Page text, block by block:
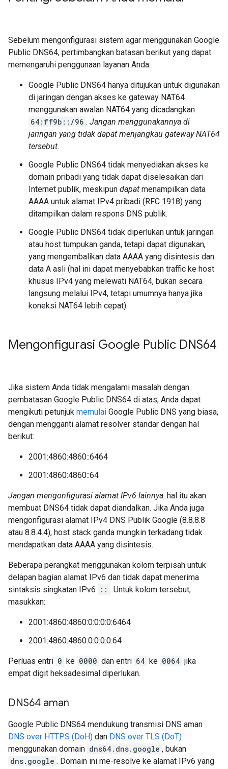
Sebelum mengonfigurasi sistem agar menggunakan Google
Public DNS64, pertimbangkan batasan berikut yang dapat
memengaruhi penggunaan layanan Anda:
Google Public DNS64 hanya ditujukan untuk digunakan
di jaringan dengan akses ke gateway NAT64
menggunakan awalan NAT64 yang dicadangkan
64:ff9b::/96 . Jangan menggunakannya di
jaringan yang tidak dapat menjangkau gateway NAT64
tersebut.
Google Public DNS64 tidak menyediakan akses ke
domain pribadi yang tidak dapat diselesaikan dari
Internet publik, meskipun dapat menampilkan data
AAAA untuk alamat IPv4 pribadi (RFC 1918) yang
ditampilkan dalam respons DNS publik.
Google Public DNS64 tidak diperlukan untuk jaringan
atau host tumpukan ganda, tetapi dapat digunakan,
yang mengembalikan data AAAA yang disintesis dan
data A asli (hal ini dapat menyebabkan traffic ke host
khusus IPv4 yang melewati NAT64, bukan secara
langsung melalui IPv4, tetapi umumnya hanya jika
koneksi NAT64 lebih cepat).
Mengonfigurasi Google Public DNS64
Jika sistem Anda tidak mengalami masalah dengan
pembatasan Google Public DNS64 di atas, Anda dapat
mengikuti petunjuk memulai Google Public DNS yang biasa,
dengan mengganti alamat resolver standar dengan hal
berikut:
2001:4860:4860::6464
2001:4860:4860::64
Jangan mengonfigurasi alamat IPv6 lainnya: hal itu akan
membuat DNS64 tidak dapat diandalkan. Jika Anda juga
mengonfigurasi alamat IPv4 DNS Publik Google (8.8.8.8
atau 8.8.4.4), host stack ganda mungkin terkadang tidak
mendapatkan data AAAA yang disintesis.
Beberapa perangkat menggunakan kolom terpisah untuk
delapan bagian alamat IPv6 dan tidak dapat menerima
sintaksis singkatan IPv6
:: . Untuk kolom tersebut,
masukkan:
2001:4860:4860:0:0:0:0:6464
2001:4860:4860:0:0:0:0:64
Perluas entri 0 ke 0000 dan entri 64 ke 0064 jika
empat digit heksadesimal diperlukan.
DNS64 aman
Google Public DNS64 mendukung transmisi DNS aman
DNS over HTTPS (DoH) dan DNS over TLS (DoT)
menggunakan domain dns64.dns.google , bukan
dns.google . Domain ini me-resolve ke alamat IPv6 yang